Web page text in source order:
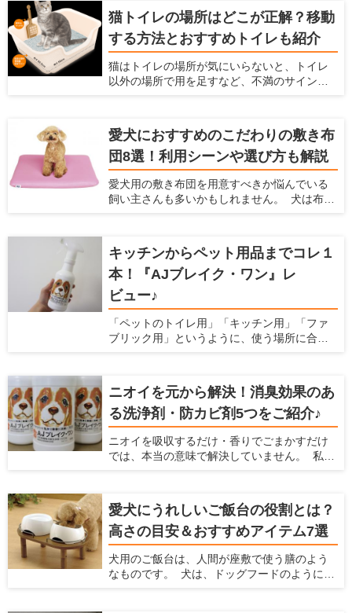
上がっています。 珪藻土マットは猫にとって
快適に過ごせる場所で、一日中珪藻土マット
の上で過ごす猫もいるようです。 珪藻土マッ
トとは、吸水性や速乾性に優れた人気アイテ
ム。脱衣所のマットを猫が占拠してしまうと
飼い主が使えないため、猫用にも珪藻土マッ
するとともに、舐めても大丈夫な理由とおす
すめアイテムを紹介します。
猫トイレの場所はどこが正解？移動
する方法とおすすめトイレも紹介
猫はトイレの場所が気にいらないと、トイレ
以外の場所で用を足すなど、不満のサインを
もなってしまいます。 愛猫にとって最適では
ない場所にトイレを設置しているなら、早め
に置き場所を見直した方が良いかもしれませ
ん。 この記事では、トイレに不満がある愛猫
のサインや、適切なトイレの場所、便利な猫
トイレアイテムを紹介します。
愛犬におすすめのこだわりの敷き布
団8選！利用シーンや選び方も解説
愛犬用の敷き布団を用意すべきか悩んでいる
飼い主さんも多いかもしれません。 犬は布団
緒に寝たがる子もいます。 この記事では、犬
が布団を好む理由を説明するとともに、おす
すめの敷布団8つとその選び方について解説し
ます。
キッチンからペット用品までコレ１
本！『AJブレイク・ワン』レ
ビュー♪
「ペットのトイレ用」「キッチン用」「ファ
ブリック用」というように、使う場所に合わ
でキッチンからペット用品まで幅広く使え
る」というオールマイティーな洗浄剤がある
んです♪しかも、洗浄だけでなく除菌消臭効果
もあって更に安全性が高いという優れもの！
今回は洗浄剤『AJブレイク・ワン』を、わた
くし勝部が実際に使ってのレポートと共にご
ニオイを元から解決！消臭効果のあ
る洗浄剤・防カビ剤5つをご紹介♪
ニオイを吸収するだけ・香りでごまかすだけ
では、本当の意味で解決していません。 私た
ね。 なにより、ニオイが発生しているという
ことはウイルスや雑菌が繁殖していて不衛生
になっている恐れがあるのです。 除菌効果や
菌の繁殖を抑制する効果がある洗浄剤で掃除
をすれば、原因からニオイを解消できます。
今回は、「ニオイを元から解決する」効果の
愛犬にうれしいご飯台の役割とは？
高さの目安＆おすすめアイテム7選
犬用のご飯台は、人間が座敷で使う膳のよう
なものです。 犬は、ドッグフードのように簡